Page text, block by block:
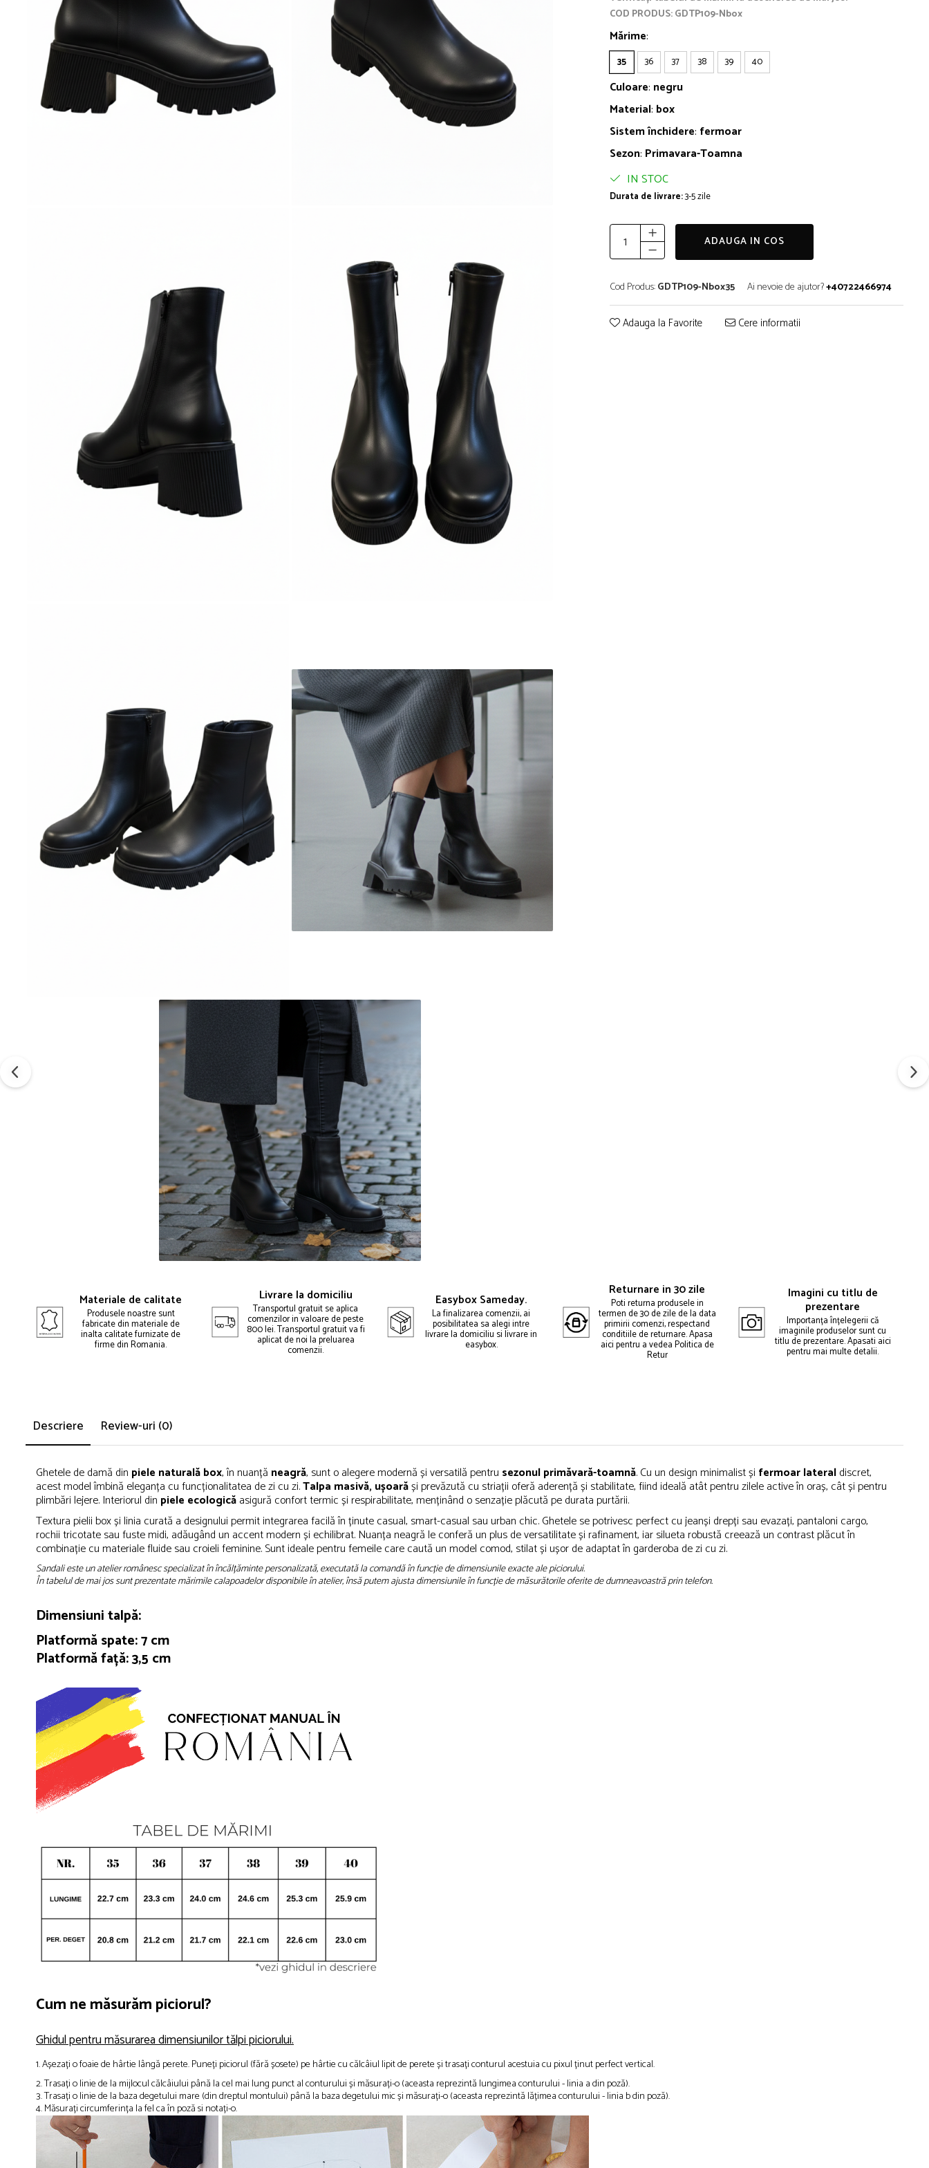
COD PRODUS: GDTP109-Nbox
Mărime:
35 36 37 38 39 40
Culoare: negru
Material: box
Sistem închidere: fermoar
Sezon: Primavara-Toamna
IN STOC
Durata de livrare:3-5 zile
ADAUGA IN COS
Cod Produs:GDTP109-Nbox35 Ai nevoie de ajutor?+40722466974
Adauga la Favorite Cere informatii
Materiale de calitate
Produsele noastre sunt
fabricate din materiale de
inalta calitate furnizate de
firme din Romania.
Livrare la domiciliu
Transportul gratuit se aplica
comenzilor in valoare de peste
800 lei. Transportul gratuit va fi
aplicat de noi la preluarea
comenzii.
Easybox Sameday.
La finalizarea comenzii, ai
posibilitatea sa alegi intre
livrare la domiciliu si livrare in
easybox.
Returnare in 30 zile
Poti returna produsele in
termen de 30 de zile de la data
primirii comenzi, respectand
conditiile de returnare. Apasa
aici pentru a vedea Politica de
Retur
Imagini cu titlu de
prezentare
Importanța înțelegerii că
imaginile produselor sunt cu
titlu de prezentare. Apasati aici
pentru mai multe detalii.
Descriere Review-uri (0)
Ghetele de damă din piele naturală box, în nuanță neagră, sunt o alegere modernă și versatilă pentru sezonul primăvară-toamnă. Cu un design minimalist și fermoar lateraldiscret,
acest model îmbină eleganța cu funcționalitatea de zi cu zi.Talpa masivă, ușoarăși prevăzută cu striații oferă aderență și stabilitate, fiind ideală atât pentru zilele active în oraș, cât și pentru
plimbări lejere. Interiorul din piele ecologicăasigură confort termic și respirabilitate, menținând o senzație plăcută pe durata purtării.
Textura pielii box și linia curată a designului permit integrarea facilă în ținute casual, smart-casual sau urban chic. Ghetele se potrivesc perfect cu jeanși drepți sau evazați, pantaloni cargo,
rochii tricotate sau fuste midi, adăugând un accent modern și echilibrat. Nuanța neagră le conferă un plus de versatilitate și rafinament, iar silueta robustă creează un contrast plăcut în
combinație cu materiale fluide sau croieli feminine. Sunt ideale pentru femeile care caută un model comod, stilat și ușor de adaptat în garderoba de zi cu zi.
Sandali este un atelier românesc specializat în încălțăminte personalizată, executată la comandă în funcție de dimensiunile exacte ale piciorului.
În tabelul de mai jos sunt prezentate mărimile calapoadelor disponibile în atelier, însă putem ajusta dimensiunile în funcție de măsurătorile oferite de dumneavoastră prin telefon.
Dimensiuni talpă:
Platformă spate: 7 cm
Platformă față: 3,5 cm
Cum ne măsurăm piciorul?
Ghidul pentru măsurarea dimensiunilor tălpi piciorului.
1. Așezați o foaie de hârtie lângă perete. Puneți piciorul (fără șosete) pe hârtie cu călcâiul lipit de perete și trasați conturul acestuia cu pixul ținut perfect vertical.
2. Trasați o linie de la mijlocul călcâiului până la cel mai lung punct al conturului și măsurați-o (aceasta reprezintă lungimea conturului - linia a din poză).
3. Trasați o linie de la baza degetului mare (din dreptul montului) până la baza degetului mic și măsurați-o (aceasta reprezintă lățimea conturului - linia b din poză).
4. Măsurați circumferința la fel ca în poză si notați-o.